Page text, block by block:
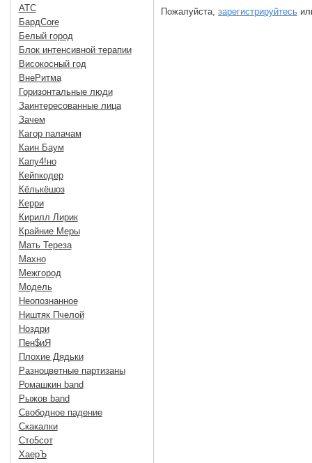
Пожалуйста, зарегистрируйтесь
АТС
БардCore
Белый город
Блок интенсивной терапии
Високосный год
ВнеРитма
Горизонтальные люди
Заинтересованные лица
Зачем
Кагор палачам
Каин Баум
Капу4!но
Кейпкодер
Кёлькёшоз
Керри
Кирилл Лирик
Крайние Меры
Мать Тереза
Махно
Межгород
Модель
Неопознанное
Ништяк Пчелой
Ноздри
Пен$иЯ
Плохие Дядьки
Разноцветные партизаны
Ромашкин band
Рыжов band
Свободное падение
Скакалки
Сто5сот
ХаерЪ